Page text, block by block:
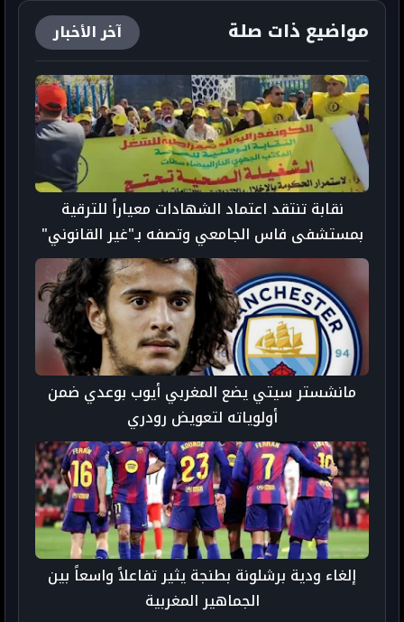
مواضيع ذات صلة آخر الأخبار
نقابة تنتقد اعتماد الشهادات معياراً للترقية
بمستشفى فاس الجامعي وتصفه بـ"غير القانوني"
مانشستر سيتي يضع المغربي أيوب بوعدي ضمن
أولوياته لتعويض رودري
إلغاء ودية برشلونة بطنجة يثير تفاعلاً واسعاً بين
الجماهير المغربية